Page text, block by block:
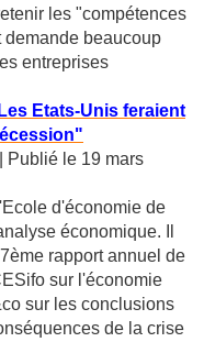
les "compétences
beaucoup
entreprises
Etats-Unis feraient
Publié le 19 mars
d'économie de
économique. Il
rapport annuel de
sur l'économie
sur les conclusions
de la crise